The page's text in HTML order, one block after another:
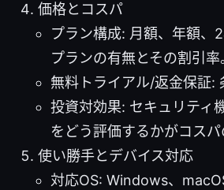
価格とコスパ
プラン構成: 月額、年額、
プランの有無とその割引率
無料トライアル/返金保証:
投資対効果: セキュリティ
をどう評価するかがコスパ
使い勝手とデバイス対応
対応OS: Windows、